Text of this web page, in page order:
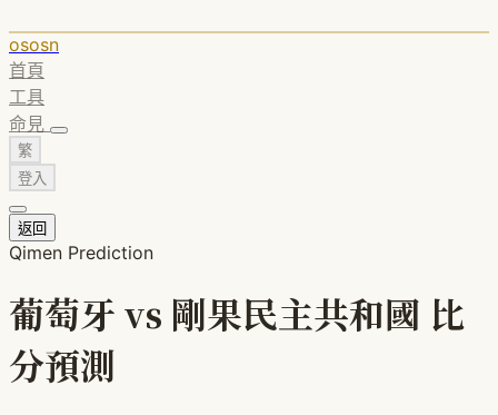
ososn
首頁
工具
命見
繁
登入
返回
Qimen Prediction
葡萄牙 vs 剛果民主共和國 比
分預測